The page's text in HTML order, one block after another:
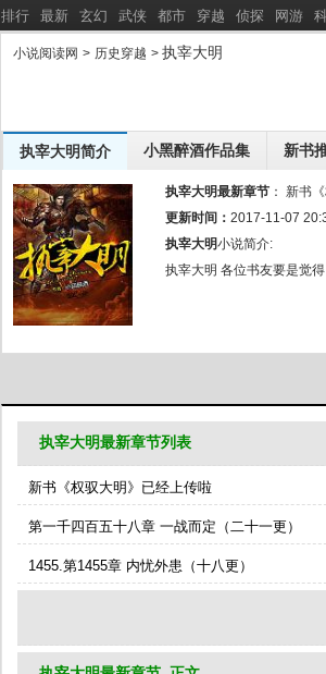
小说阅读网 > 历史穿越 > 执宰大明
执宰大明简介 小黑醉酒作品集 新书
执宰大明最新章节 ： 新书
更新时间： 2017-11-07
执宰大明小说简介:
执宰大明 各位书友要是觉
小黑醉酒作品集：
新书推荐： 小辣椒闹腾，高
顾总别失控！太太二嫁你叔正孕吐呢 [新]
重回七零，我有
排球恋爱多线进行中 新] 我要收了你
执宰大明最新章节列表
新书《权驭大明》已经上传啦
第一千四百五十八章 一战而定（二十一更）
1455.第1455章 内忧外患（十八更）
排行 最新 玄幻 武侠 都市 穿越 侦探 网游